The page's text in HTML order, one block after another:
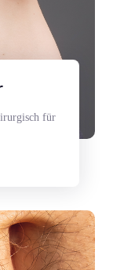
für